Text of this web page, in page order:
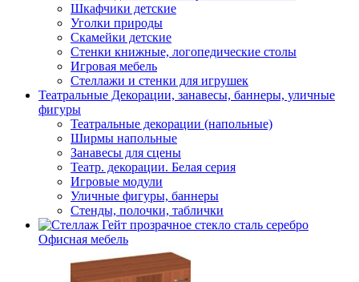
Шкафчики детские
Уголки природы
Скамейки детские
Стенки книжные, логопедические столы
Игровая мебель
Стеллажи и стенки для игрушек
Театральные Декорации, занавесы, баннеры, уличные
фигуры
Театральные декорации (напольные)
Ширмы напольные
Занавесы для сцены
Театр. декорации. Белая серия
Игровые модули
Уличные фигуры, баннеры
Стенды, полочки, таблички
Офисная мебель